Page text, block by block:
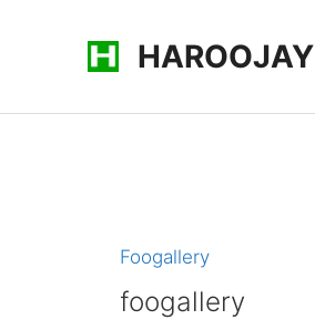
로
HAROOJAY
Foogallery
foogallery